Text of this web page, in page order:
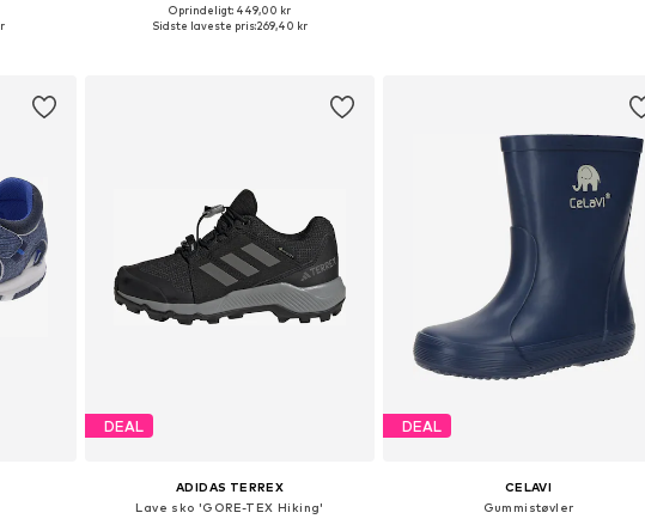
Fås i mange størrelser
Oprindeligt: 449,00 kr
Sidste laveste pris:269,40 kr
DEAL
ADIDAS TERREX
Lave sko 'GORE-TEX Hiking'
DEAL
CELAVI
Gummistøvler